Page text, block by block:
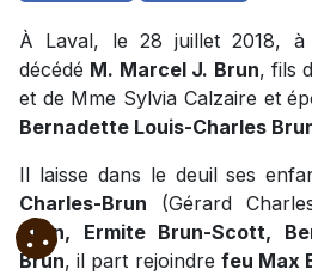
À Laval, le 28 juillet 2018, à
décédé M. Marcel J. Brun,fils
et de Mme Sylvia Calzaire et
Bernadette Louis-Charles
Il laisse dans le deuil ses
Charles-Brun (Gérard
Brun, Ermite Brun-Scott,
Brun, il part rejoindre feu Max